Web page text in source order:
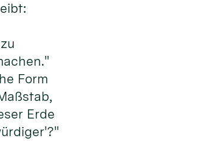
Form
Erde